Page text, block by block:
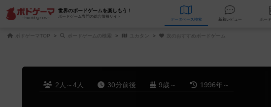
世界のボードゲームを楽しもう！
ボードゲーム専門の総合情報サイト
データベース 検索 新着レビュー
ボドゲーマTOP ボードゲームの検索 ユカタン 次のおすすめボードゲーム
2人～4人 30分前後 9歳～ 1996年～